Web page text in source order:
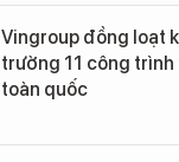
Vingroup đồng loạt
trường 11 công
toàn quốc